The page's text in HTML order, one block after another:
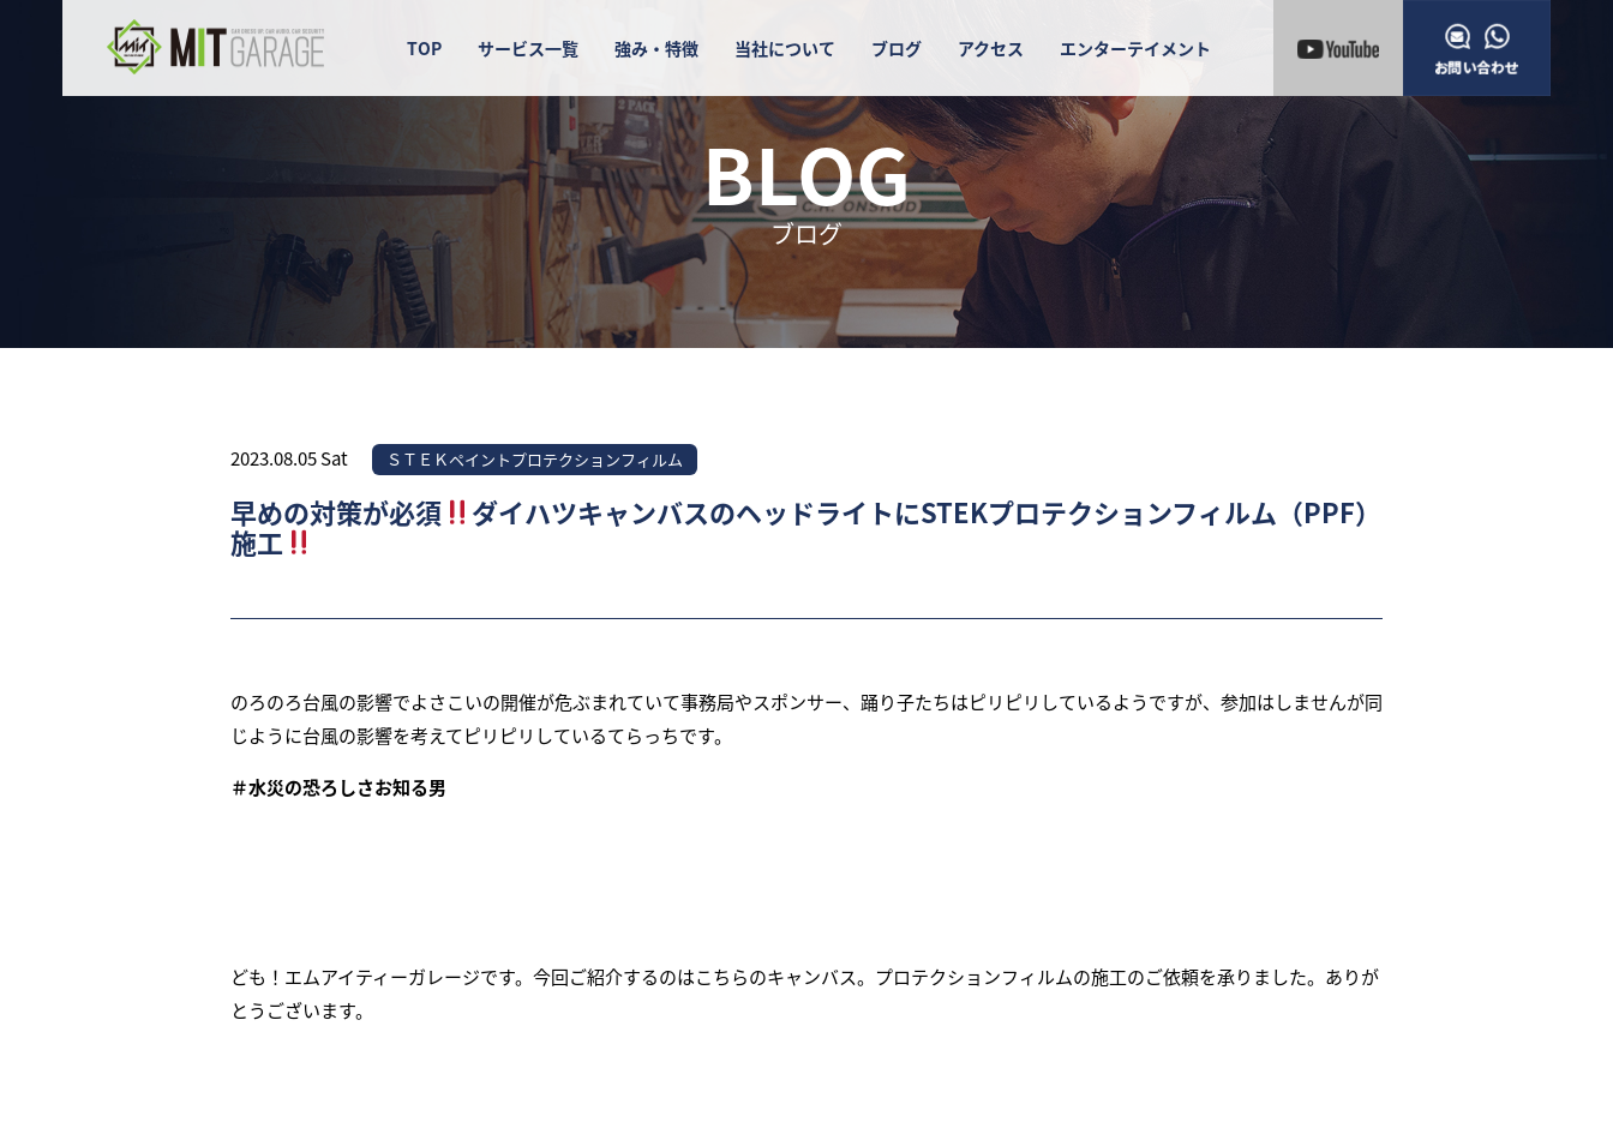
TOP サービス一覧 強み・特徴 当社について ブログ アクセス エンターテイメント
BLOG
ブログ
2023.08.05 Sat ＳＴＥＫペイントプロテクションフィルム
早めの対策が必須 ダイハツキャンバスのヘッドライトにSTEKプロテクションフィルム（PPF）
施工
のろのろ台風の影響でよさこいの開催が危ぶまれていて事務局やスポンサー、踊り子たちはピリピリしているようですが、参加はしませんが同
じように台風の影響を考えてピリピリしているてらっちです。
＃水災の恐ろしさお知る男
ども！エムアイティーガレージです。今回ご紹介するのはこちらのキャンバス。プロテクションフィルムの施工のご依頼を承りました。ありが
とうございます。